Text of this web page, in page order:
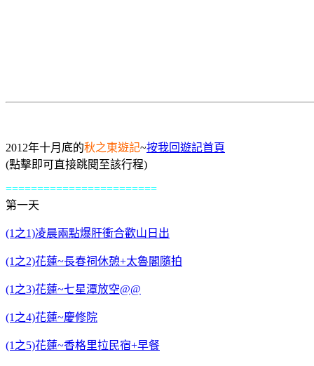
2012年十月底的秋之東遊記~按我回遊記首頁
(點擊即可直接跳閱至該行程)
========================
第一天
(1之1)凌晨兩點爆肝衝合歡山日出
(1之2)花蓮~長春祠休憩+太魯閣隨拍
(1之3)花蓮~七星潭放空@@
(1之4)花蓮~慶修院
(1之5)花蓮~香格里拉民宿+早餐